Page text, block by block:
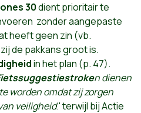
30dient prioritair te
zonder aangepaste
heeft geen zin (vb.
de pakkans groot is.
in het plan (p. 47).
n dienen
worden omdat zij zorgen
veiligheid.' terwijl bij Actie